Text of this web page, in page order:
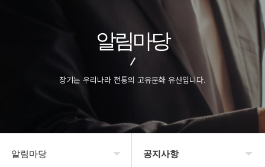
알림마당
장기는 우리나라 전통의 고유문화 유산입니다.
알림마당 공지사항